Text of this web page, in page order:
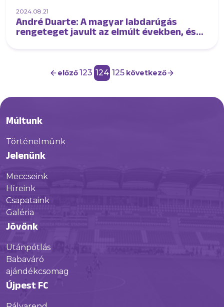
2024.08.21
André Duarte: A magyar labdarúgás
rengeteget javult az elmúlt években, és
előző123 124 125 következő
Múltunk
Történelmünk
Jelenünk
Meccseink
Híreink
Csapataink
Galéria
Jövőnk
Utánpótlás
Babaváró
ajándékcsomag
Újpest FC